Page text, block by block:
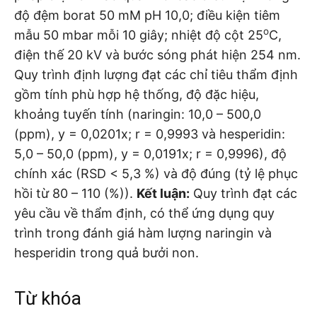
độ đệm borat 50 mM pH 10,0; điều kiện tiêm
mẫu 50 mbar mỗi 10 giây; nhiệt độ cột 25oC,
điện thế 20 kV và bước sóng phát hiện 254 nm.
Quy trình định lượng đạt các chỉ tiêu thẩm định
gồm tính phù hợp hệ thống, độ đặc hiệu,
khoảng tuyến tính (naringin: 10,0 – 500,0
(ppm), y = 0,0201x; r = 0,9993 và hesperidin:
5,0 – 50,0 (ppm), y = 0,0191x; r = 0,9996), độ
chính xác (RSD < 5,3 %) và độ đúng (tỷ lệ phục
hồi từ 80 – 110 (%)). Kết luận: Quy trình đạt các
yêu cầu về thẩm định, có thể ứng dụng quy
trình trong đánh giá hàm lượng naringin và
hesperidin trong quả bưởi non.
Từ khóa